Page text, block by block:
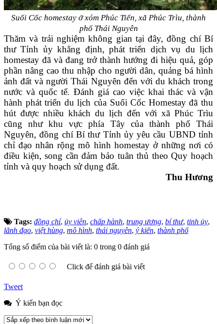
Suối Cốc homestay ở xóm Phúc Tiến, xã Phúc Trìu, thành
phố Thái Nguyên
Thăm và trải nghiệm không gian tại đây, đồng chí Bí
thư Tỉnh ủy khẳng định, phát triển dịch vụ du lịch
homestay đã và đang trở thành hướng đi hiệu quả, góp
phần nâng cao thu nhập cho người dân, quảng bá hình
ảnh đất và người Thái Nguyên đến với du khách trong
nước và quốc tế. Đánh giá cao việc khai thác và vận
hành phát triển du lịch của Suối Cốc Homestay đã thu
hút được nhiều khách du lịch đến với xã Phúc Trìu
cũng như khu vực phía Tây của thành phố Thái
Nguyên, đồng chí Bí thư Tỉnh ủy yêu cầu UBND tỉnh
chỉ đạo nhân rộng mô hình homestay ở những nơi có
điều kiện, song cần đảm bảo tuân thủ theo Quy hoạch
tỉnh và quy hoạch sử dụng đất.
Thu Hương
Tags: đồng chí, ủy viên, chấp hành, trung ương, bí thư, tỉnh ủy,
lãnh đạo, việt hùng, mô hình, thái nguyên, ý kiến, thành phố
Tổng số điểm của bài viết là: 0 trong 0 đánh giá
Click để đánh giá bài viết
Tweet
Ý kiến bạn đọc